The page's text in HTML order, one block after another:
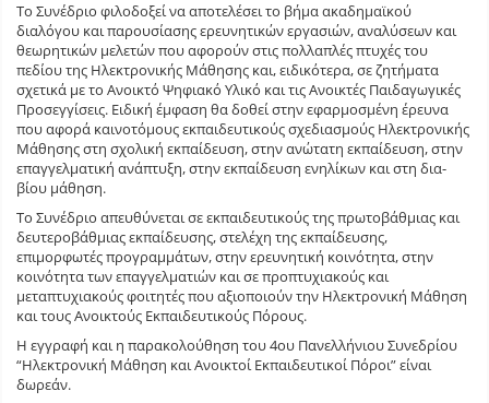
Το Συνέδριο φιλοδοξεί να αποτελέσει το βήμα ακαδημαϊκού
διαλόγου και παρουσίασης ερευνητικών εργασιών, αναλύσεων και
θεωρητικών μελετών που αφορούν στις πολλαπλές πτυχές του
πεδίου της Ηλεκτρονικής Μάθησης και, ειδικότερα, σε ζητήματα
σχετικά με το Ανοικτό Ψηφιακό Υλικό και τις Ανοικτές Παιδαγωγικές
Προσεγγίσεις. Ειδική έμφαση θα δοθεί στην εφαρμοσμένη έρευνα
που αφορά καινοτόμους εκπαιδευτικούς σχεδιασμούς Ηλεκτρονικής
Μάθησης στη σχολική εκπαίδευση, στην ανώτατη εκπαίδευση, στην
επαγγελματική ανάπτυξη, στην εκπαίδευση ενηλίκων και στη δια-
βίου μάθηση.
Το Συνέδριο απευθύνεται σε εκπαιδευτικούς της πρωτοβάθμιας και
δευτεροβάθμιας εκπαίδευσης, στελέχη της εκπαίδευσης,
επιμορφωτές προγραμμάτων, στην ερευνητική κοινότητα, στην
κοινότητα των επαγγελματιών και σε προπτυχιακούς και
μεταπτυχιακούς φοιτητές που αξιοποιούν την Ηλεκτρονική Μάθηση
και τους Ανοικτούς Εκπαιδευτικούς Πόρους.
Η εγγραφή και η παρακολούθηση του 4ου Πανελλήνιου Συνεδρίου
“Ηλεκτρονική Μάθηση και Ανοικτοί Εκπαιδευτικοί Πόροι” είναι
δωρεάν.